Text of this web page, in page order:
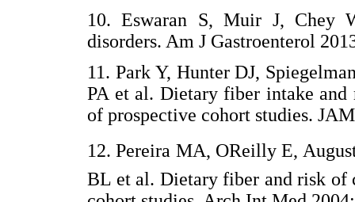
10. Eswaran S, Muir J, Chey
disorders. Am J Gastroenterol
11. Park Y, Hunter DJ,
PA et al. Dietary fiber intake
of prospective cohort studies.
12. Pereira MA, OReilly E,
BL et al. Dietary fiber and risk of